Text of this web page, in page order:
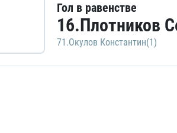
Гол в равенстве
16.Плотников
71.Окулов Константин(1)